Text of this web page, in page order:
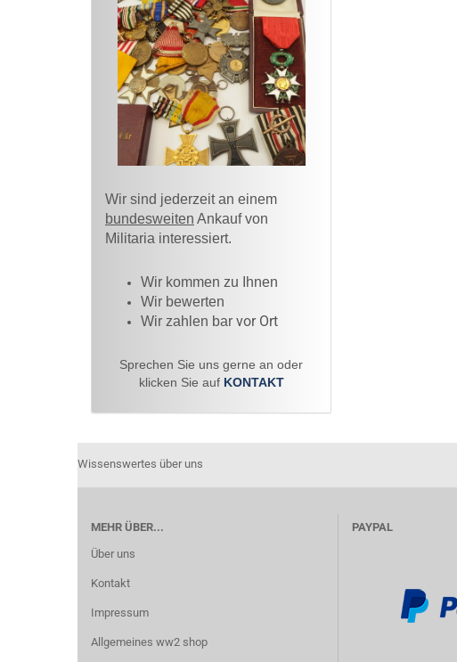
Wir sind jederzeit an einem
bundesweiten Ankauf von
Militaria interessiert.
Wir kommen zu Ihnen​
Wir bewerten
Wir zahlen bar vor Ort
Sprechen Sie uns gerne an oder
klicken Sie auf KONTAKT
Wissenswertes über uns
MEHR ÜBER...
Über uns
Kontakt
Impressum
Allgemeines ww2 shop
PAYPAL